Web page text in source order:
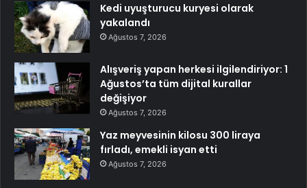
Kedi uyuşturucu kuryesi olarak
yakalandı
Ağustos 7, 2026
Alışveriş yapan herkesi ilgilendiriyor: 1
Ağustos’ta tüm dijital kurallar
değişiyor
Ağustos 7, 2026
Yaz meyvesinin kilosu 300 liraya
fırladı, emekli isyan etti
Ağustos 7, 2026